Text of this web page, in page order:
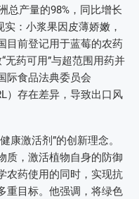
总产量的98%，同比增长
：小浆果因皮薄娇嫩，
目前登记用于蓝莓的农药
无药可用”与超范围用药并
际食品法典委员会
）存在差异，导致出口风
康激活剂”的创新理念。
质，激活植物自身的防御
农药使用的同时，实现抗
重目标。他强调，将绿色